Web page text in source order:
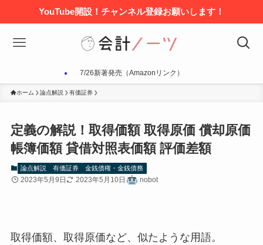
YouTube開設！チャンネル登録お願いします！
7/26新著発売（Amazonリンク）
ホーム 論点解説 有価証券
定義の解説！取得価額 取得原価 償却原価
帳簿価額 貸借対照表価額 評価差額
論点解説 有価証券 金銭債権・金銭債務
2023年5月9日 2023年5月10日 nobot
取得価額、取得原価など、似たような用語。